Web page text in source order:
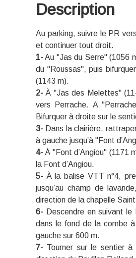
Voir
Description
Au parking, suivre le PR
et continuer tout droit.
1-Au "Jas du Serre" (1056
du "Roussas", puis
(1143 m).
2-À "Jas des Melettes"
vers Perrache. A
Bifurquer à droite sur le
3- Dans la clairière,
à gauche jusqu’à "Font
4-À "Font d’Angiou" (1171
la Font d’Angiou.
5- À la balise VTT n°4,
jusqu’au champ de
direction de la chapelle
6- Descendre en suivant
dans le fond de la combe
gauche sur 600 m.
7- Tourner sur le sentier